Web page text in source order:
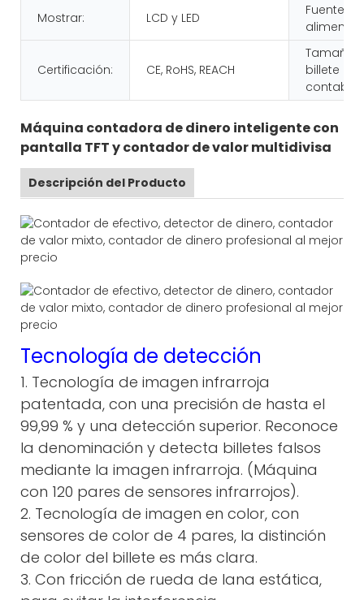
Mostrar: LCD y LED
Fuente de
Certificación: CE, RoHS, REACH
Tamaño
billete
contable:
Máquina contadora de dinero inteligente con
pantalla TFT y contador de valor multidivisa
Descripción del Producto
Tecnología de detección
1. Tecnología de imagen infrarroja
patentada, con una precisión de hasta el
99,99 % y una detección superior. Reconoce
la denominación y detecta billetes falsos
mediante la imagen infrarroja. (Máquina
con 120 pares de sensores infrarrojos).
2. Tecnología de imagen en color, con
sensores de color de 4 pares, la distinción
de color del billete es más clara.
3. Con fricción de rueda de lana estática,